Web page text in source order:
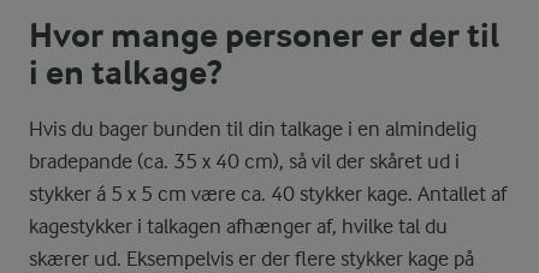
Hvor mange personer er der til
i en talkage?
Hvis du bager bunden til din talkage i en almindelig
bradepande (ca. 35 x 40 cm), så vil der skåret ud i
stykker á 5 x 5 cm være ca. 40 stykker kage. Antallet af
kagestykker i talkagen afhænger af, hvilke tal du
skærer ud. Eksempelvis er der flere stykker kage på